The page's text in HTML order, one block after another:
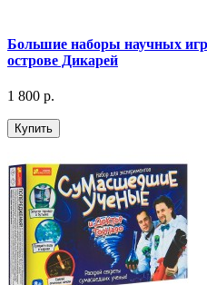
Большие наборы научных
острове Дикарей
1 800 р.
Купить